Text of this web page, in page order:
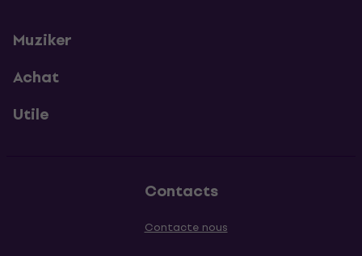
Muziker
Achat
Utile
Contacts
Contacte nous